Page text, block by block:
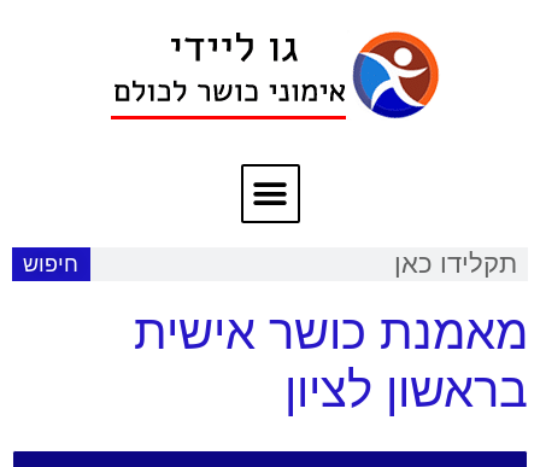
חיפוש
מאמנת כושר אישית
בראשון לציון